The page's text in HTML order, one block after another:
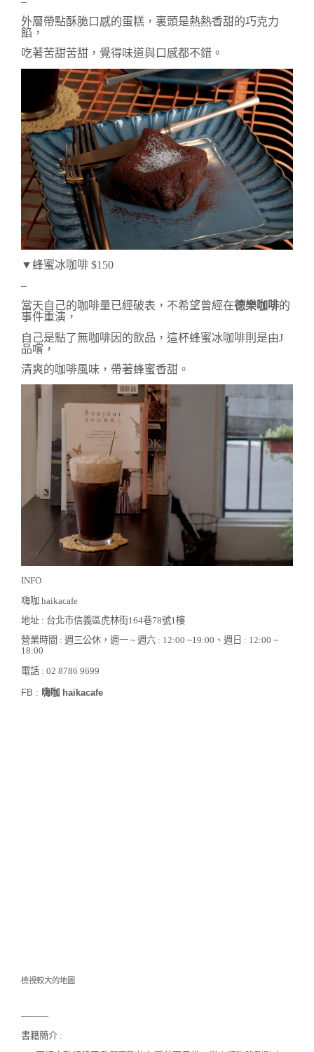
外層帶點酥脆口感的蛋糕，裏頭是熱熱香甜的巧克力
餡，
吃著苦甜苦甜，覺得味道與口感都不錯。
▼蜂蜜冰咖啡 $150
–
當天自己的咖啡量已經破表，不希望曾經在德樂咖啡的
事件重演，
自己是點了無咖啡因的飲品，這杯蜂蜜冰咖啡則是由J
品嚐，
清爽的咖啡風味，帶著蜂蜜香甜。
INFO
嗨咖 haikacafe
地址 : 台北市信義區虎林街164巷78號1樓
營業時間 : 週三公休，週一 ~ 週六 : 12:00 ~19:00、週日 : 12:00 ~
18:00
電話 : 02 8786 9699
FB : 嗨咖 haikacafe
檢視較大的地圖
———
書籍簡介 :